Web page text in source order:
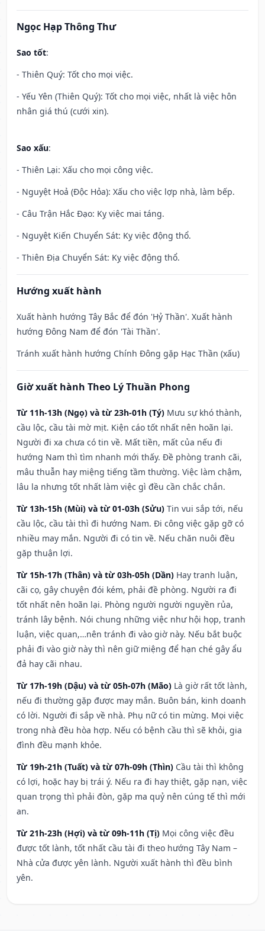
Ngọc Hạp Thông Thư
Sao tốt:
- Thiên Quý: Tốt cho mọi việc.
- Yếu Yên (Thiên Quý): Tốt cho mọi việc, nhất là việc hôn
nhân giá thú (cưới xin).
Sao xấu:
- Thiên Lại: Xấu cho mọi công việc.
- Nguyệt Hoả (Độc Hỏa): Xấu cho việc lợp nhà, làm bếp.
- Câu Trận Hắc Đạo: Kỵ việc mai táng.
- Nguyệt Kiến Chuyển Sát: Kỵ việc động thổ.
- Thiên Địa Chuyển Sát: Kỵ việc động thổ.
Hướng xuất hành
Xuất hành hướng Tây Bắc để đón 'Hỷ Thần'. Xuất hành
hướng Đông Nam để đón 'Tài Thần'.
Tránh xuất hành hướng Chính Đông gặp Hạc Thần (xấu)
Giờ xuất hành Theo Lý Thuần Phong
Từ 11h-13h (Ngọ) và từ 23h-01h (Tý) Mưu sự khó thành,
cầu lộc, cầu tài mờ mịt. Kiện cáo tốt nhất nên hoãn lại.
Người đi xa chưa có tin về. Mất tiền, mất của nếu đi
hướng Nam thì tìm nhanh mới thấy. Đề phòng tranh cãi,
mâu thuẫn hay miệng tiếng tầm thường. Việc làm chậm,
lâu la nhưng tốt nhất làm việc gì đều cần chắc chắn.
Từ 13h-15h (Mùi) và từ 01-03h (Sửu) Tin vui sắp tới, nếu
cầu lộc, cầu tài thì đi hướng Nam. Đi công việc gặp gỡ có
nhiều may mắn. Người đi có tin về. Nếu chăn nuôi đều
gặp thuận lợi.
Từ 15h-17h (Thân) và từ 03h-05h (Dần) Hay tranh luận,
cãi cọ, gây chuyện đói kém, phải đề phòng. Người ra đi
tốt nhất nên hoãn lại. Phòng người người nguyền rủa,
tránh lây bệnh. Nói chung những việc như hội họp, tranh
luận, việc quan,…nên tránh đi vào giờ này. Nếu bắt buộc
phải đi vào giờ này thì nên giữ miệng để hạn ché gây ẩu
đả hay cãi nhau.
Từ 17h-19h (Dậu) và từ 05h-07h (Mão) Là giờ rất tốt lành,
nếu đi thường gặp được may mắn. Buôn bán, kinh doanh
có lời. Người đi sắp về nhà. Phụ nữ có tin mừng. Mọi việc
trong nhà đều hòa hợp. Nếu có bệnh cầu thì sẽ khỏi, gia
đình đều mạnh khỏe.
Từ 19h-21h (Tuất) và từ 07h-09h (Thìn) Cầu tài thì không
có lợi, hoặc hay bị trái ý. Nếu ra đi hay thiệt, gặp nạn, việc
quan trọng thì phải đòn, gặp ma quỷ nên cúng tế thì mới
an.
Từ 21h-23h (Hợi) và từ 09h-11h (Tị) Mọi công việc đều
được tốt lành, tốt nhất cầu tài đi theo hướng Tây Nam –
Nhà cửa được yên lành. Người xuất hành thì đều bình
yên.